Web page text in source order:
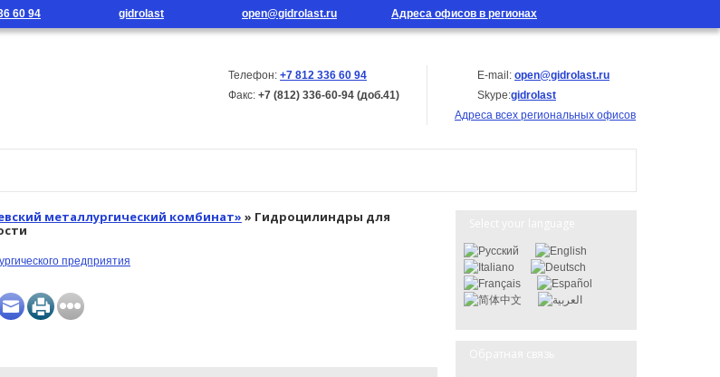
60 94 gidrolast open@gidrolast.ru Адреса офисов в регионах
Телефон: +7 812 336 60 94 E-mail: open@gidrolast.ru
Факс: +7 (812) 336-60-94 (доб.41) Skype:gidrolast
Адреса всех региональных офисов
металлургический комбинат» » Гидроцилиндры для